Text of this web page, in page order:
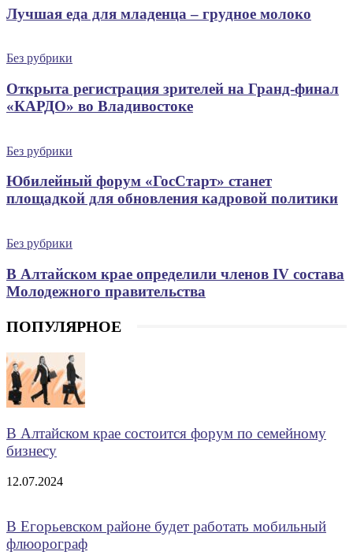
Лучшая еда для младенца – грудное молоко
Без рубрики
Открыта регистрация зрителей на Гранд-финал
«КАРДО» во Владивостоке
Без рубрики
Юбилейный форум «ГосСтарт» станет
площадкой для обновления кадровой политики
Без рубрики
В Алтайском крае определили членов IV состава
Молодежного правительства
ПОПУЛЯРНОЕ
В Алтайском крае состоится форум по семейному
бизнесу
12.07.2024
В Егорьевском районе будет работать мобильный
флюорограф